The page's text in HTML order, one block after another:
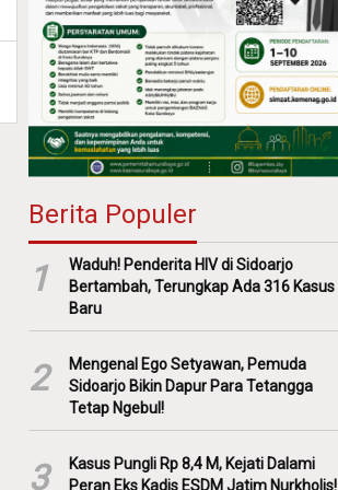
Berita Populer
1
Waduh! Penderita HIV di Sidoarjo
Bertambah, Terungkap Ada 316 Kasus
Baru
2
Mengenal Ego Setyawan, Pemuda
Sidoarjo Bikin Dapur Para Tetangga
Tetap Ngebul!
3
Kasus Pungli Rp 8,4 M, Kejati Dalami
Peran Eks Kadis ESDM Jatim Nurkholis!